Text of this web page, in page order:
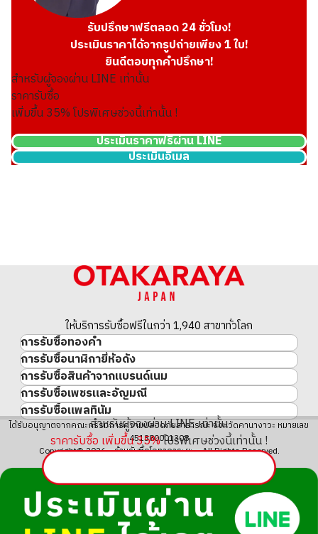
รับปรึกษาฟรีตลอด 24 ชั่วโมง!
ประเมินราคาได้จากรูปถ่ายเพียง 1 ใบ!
ยินดีตอบทุกคำปรึกษา!
สำหรับผู้จองผ่าน LINE เท่านั้น
ราคารับซื้อ
เพิ่มขึ้น35% โปรพิเศษช่วงนี้เท่านั้น !
ประเมินราคาฟรีผ่าน LINE
ประเมินอีเมล
สำหรับผู้จองผ่าน LINE เท่านั้น
ราคารับซื้อ เพิ่มขึ้น35%โปรพิเศษช่วงนี้เท่านั้น !
ให้บริการรับซื้อฟรีในกว่า 1,940 สาขาทั่วโลก
การรับซื้อทองคำ
ทองคำ
ทองคำแท่ง
เหรียญทองคำ/เหรียญเงิน
ประวัติราคาทองคำ 10 ปี
ทองรูปพรรณ
แหวนทอง
สร้อยคอทอง・จี้ทอง
การรับซื้อนาฬิกายี่ห้อดัง
นาฬิกาแบรนด์เนม
Rolex
Patek Philippe
Audemars Piguet
Vacheron Constantin
A. Lange & Söhne
Breguet
การรับซื้อสินค้าจากแบรนด์เนม
สินค้าแบรนด์เนม
Cartier
LOUIS VUITTON
Hermès
CHANEL
CELINE
Fendi
Dior
การรับซื้อเพชรและอัญมณี
อัญมณี
เพชร
มรกต
ไพลิน
ทับทิม
การรับซื้อแพลทินัม
แพลทินัม
ได้รับอนุญาตจากคณะกรรมการความปลอดภัยสาธารณะ จังหวัดคานางาวะ หมายเลข
451380001308
Copyright© 2026 ร้านรับซื้อโอทาคาระยะ All Rights Reserved.